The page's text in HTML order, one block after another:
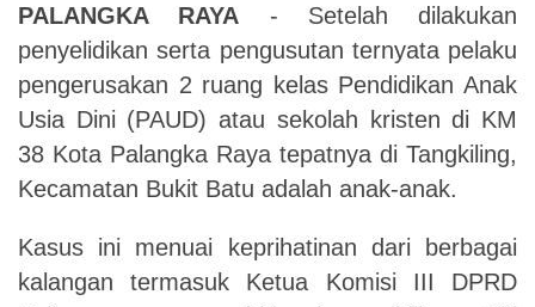
PALANGKA RAYA - Setelah dilakukan
penyelidikan serta pengusutan ternyata pelaku
pengerusakan 2 ruang kelas Pendidikan Anak
Usia Dini (PAUD) atau sekolah kristen di KM
38 Kota Palangka Raya tepatnya di Tangkiling,
Kecamatan Bukit Batu adalah anak-anak.
Kasus ini menuai keprihatinan dari berbagai
kalangan termasuk Ketua Komisi III DPRD